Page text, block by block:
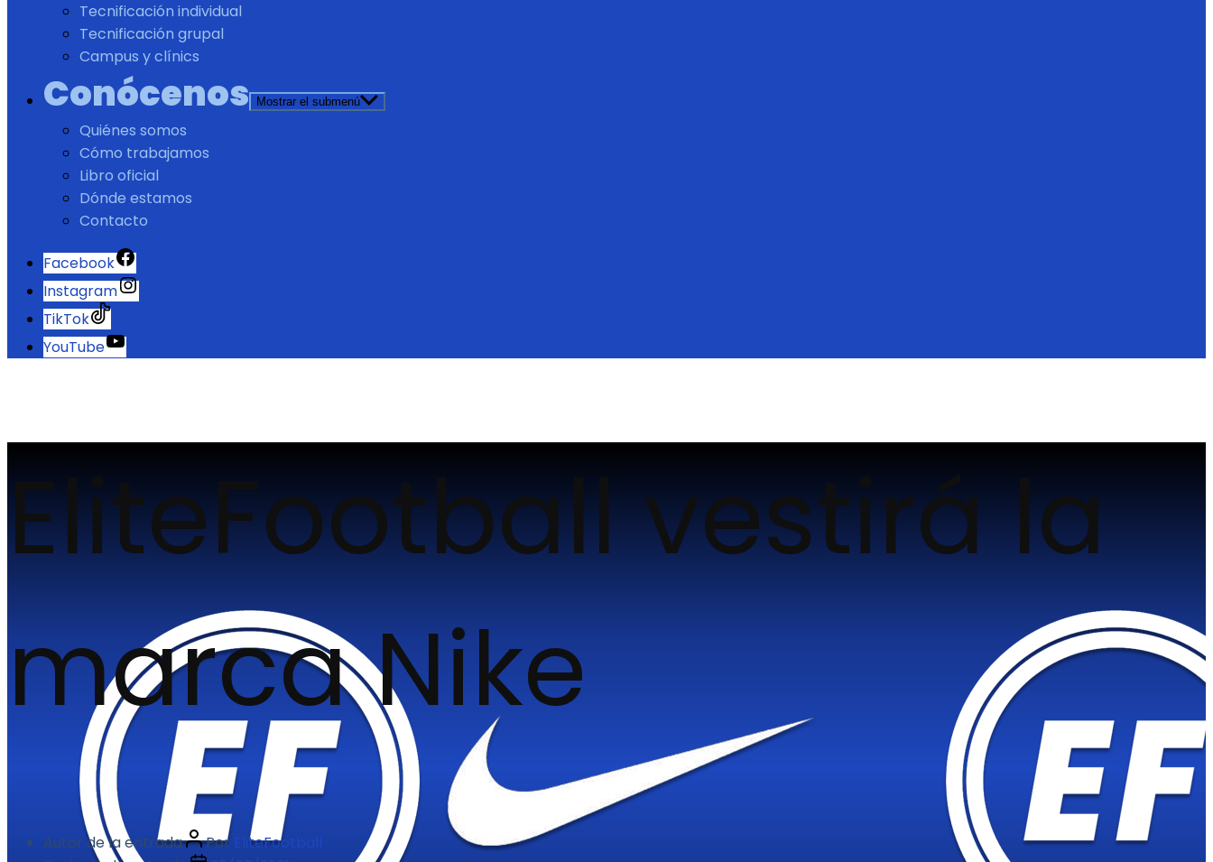
Tecnificación individual
Tecnificación grupal
Campus y clínics
Conócenos Mostrar el submenú
Quiénes somos
Cómo trabajamos
Libro oficial
Dónde estamos
Contacto
Facebook
Instagram
TikTok
YouTube
EliteFootball vestirá la
marca Nike
Autor de la entrada Por EliteFootball